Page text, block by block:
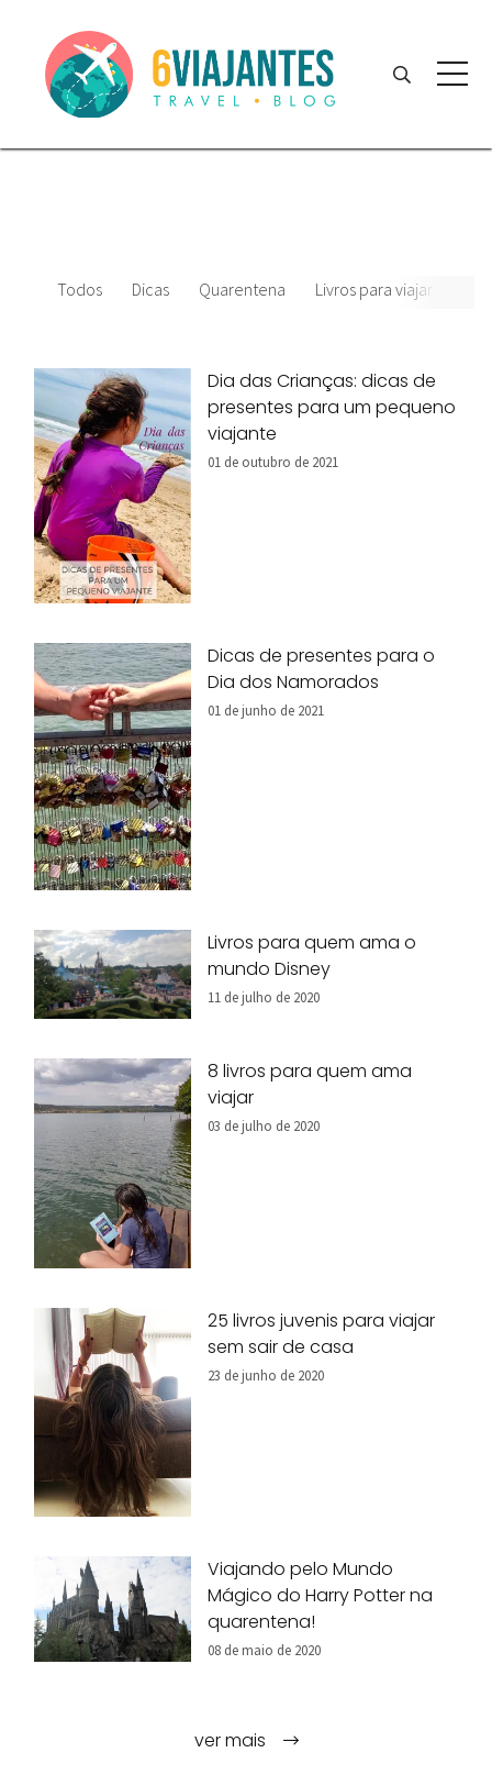
Todos Dicas Quarentena Livros para viajar
Dia das Crianças: dicas de
presentes para um pequeno
viajante
01 de outubro de 2021
Dicas de presentes para o
Dia dos Namorados
01 de junho de 2021
Livros para quem ama o
mundo Disney
11 de julho de 2020
8 livros para quem ama
viajar
03 de julho de 2020
25 livros juvenis para viajar
sem sair de casa
23 de junho de 2020
Viajando pelo Mundo
Mágico do Harry Potter na
quarentena!
08 de maio de 2020
ver mais